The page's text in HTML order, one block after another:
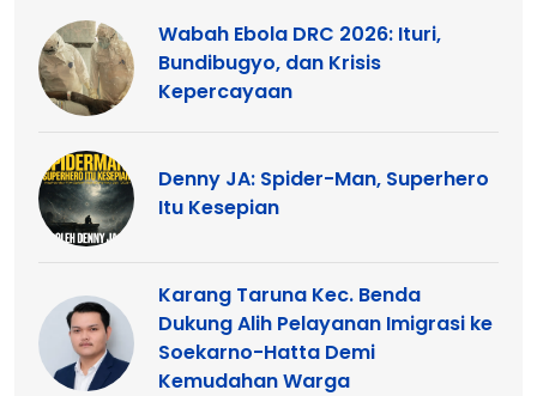
Wabah Ebola DRC 2026: Ituri,
Bundibugyo, dan Krisis
Kepercayaan
Denny JA: Spider-Man, Superhero
Itu Kesepian
Karang Taruna Kec. Benda
Dukung Alih Pelayanan Imigrasi ke
Soekarno-Hatta Demi
Kemudahan Warga